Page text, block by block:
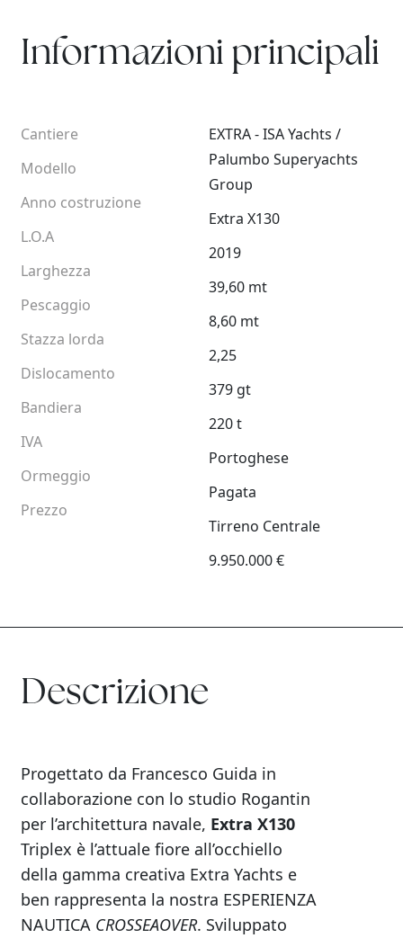
Informazioni principali
Cantiere
Modello
Anno costruzione
L.O.A
Larghezza
Pescaggio
Stazza lorda
Dislocamento
Bandiera
IVA
Ormeggio
Prezzo
EXTRA - ISA Yachts /
Palumbo Superyachts
Group
Extra X130
2019
39,60 mt
8,60 mt
2,25
379 gt
220 t
Portoghese
Pagata
Tirreno Centrale
9.950.000 €
Descrizione
Progettato da Francesco Guida in
collaborazione con lo studio Rogantin
per l’architettura navale, Extra X130
Triplex è l’attuale fiore all’occhiello
della gamma creativa Extra Yachts e
ben rappresenta la nostra ESPERIENZA
NAUTICA CROSSEAOVER. Sviluppato